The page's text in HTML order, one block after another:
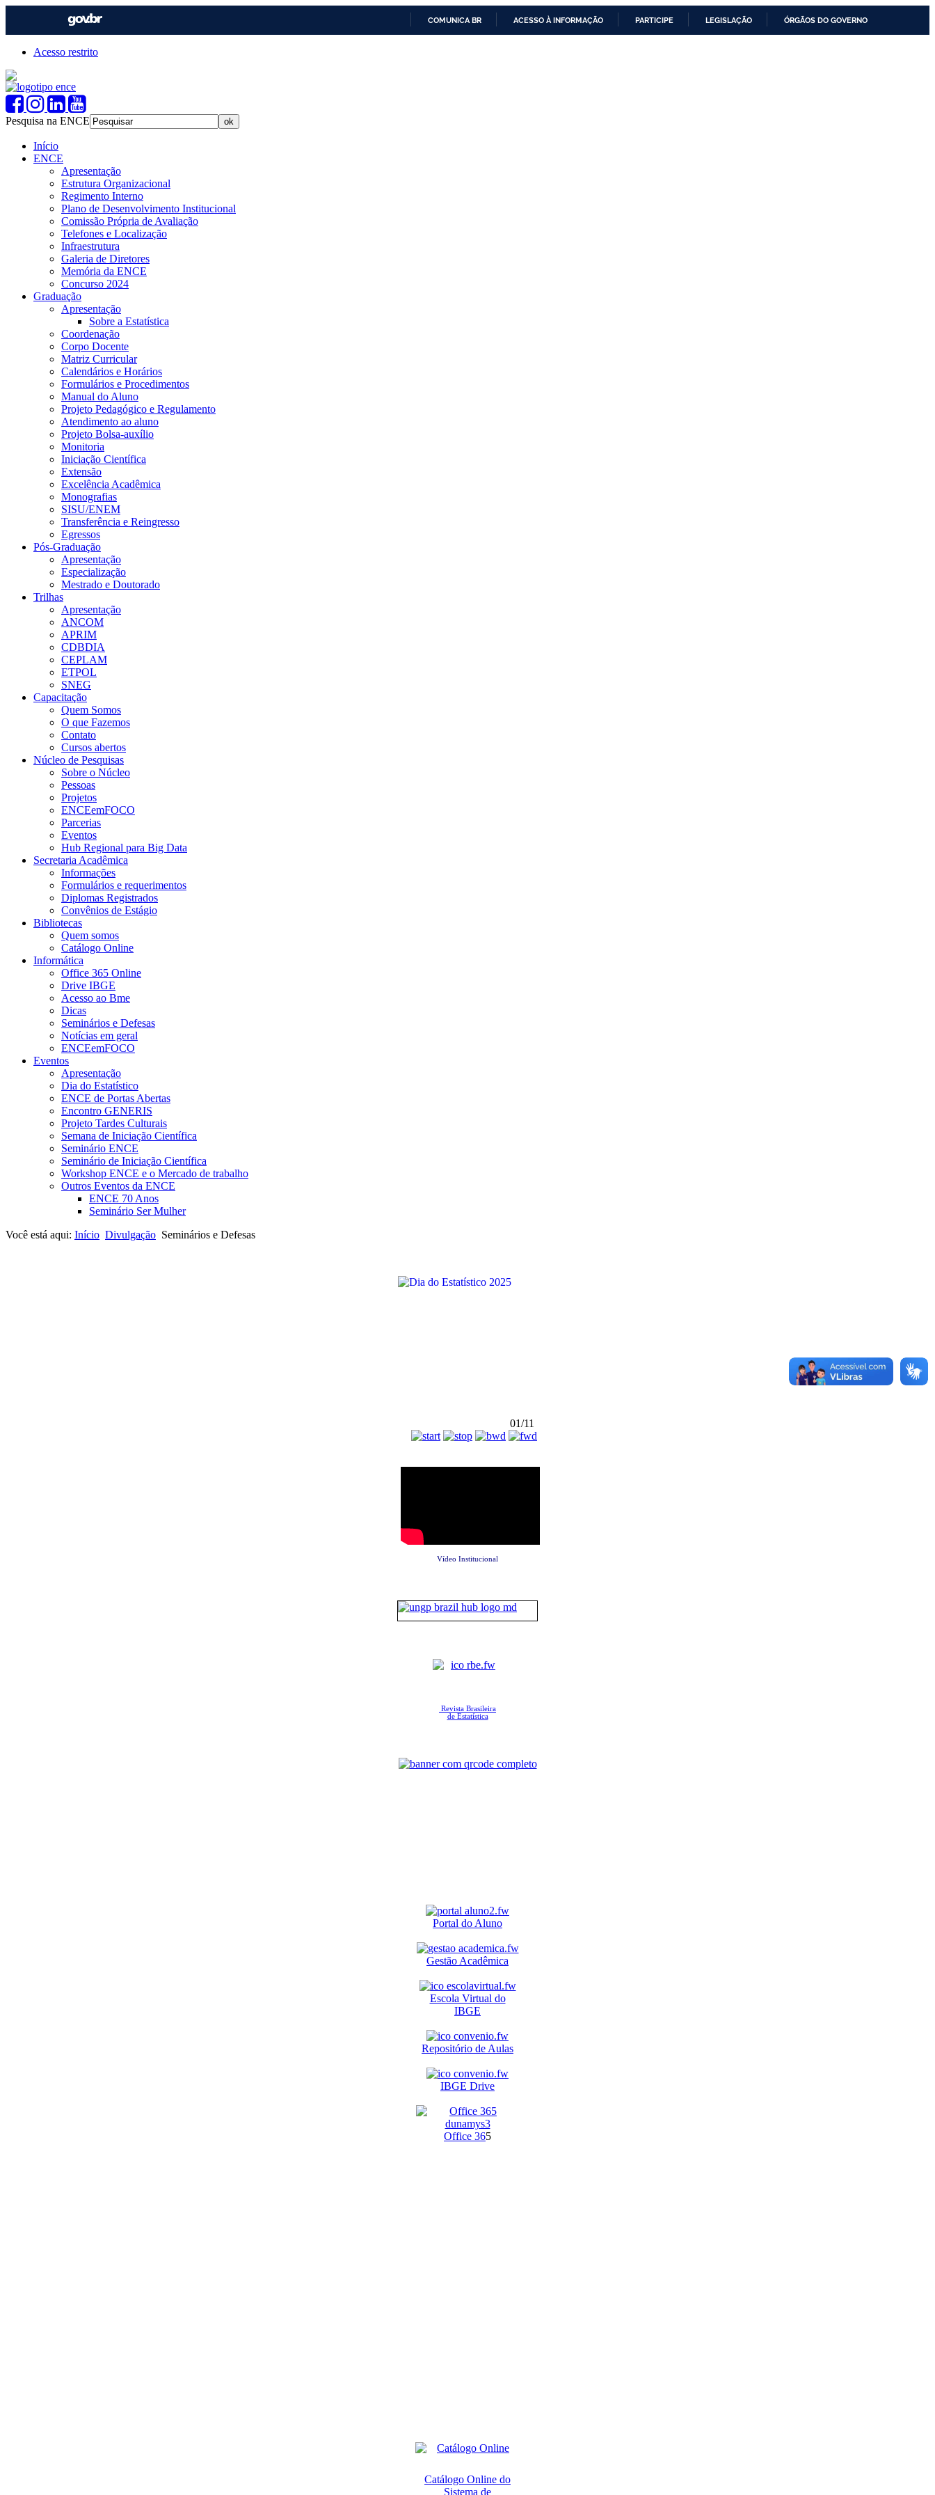
COMUNICA BR ACESSO À INFORMAÇÃO PARTICIPE LEGISLAÇÃO ÓRGÃOS DO GOVERNO
Acesso restrito
Pesquisa na ENCE
Início
ENCE
Apresentação
Estrutura Organizacional
Regimento Interno
Plano de Desenvolvimento Institucional
Comissão Própria de Avaliação
Telefones e Localização
Infraestrutura
Galeria de Diretores
Memória da ENCE
Concurso 2024
Graduação
Apresentação
Sobre a Estatística
Coordenação
Corpo Docente
Matriz Curricular
Calendários e Horários
Formulários e Procedimentos
Manual do Aluno
Projeto Pedagógico e Regulamento
Atendimento ao aluno
Projeto Bolsa-auxílio
Monitoria
Iniciação Científica
Extensão
Excelência Acadêmica
Monografias
SISU/ENEM
Transferência e Reingresso
Egressos
Pós-Graduação
Apresentação
Especialização
Mestrado e Doutorado
Trilhas
Apresentação
ANCOM
APRIM
CDBDIA
CEPLAM
ETPOL
SNEG
Capacitação
Quem Somos
O que Fazemos
Contato
Cursos abertos
Núcleo de Pesquisas
Sobre o Núcleo
Pessoas
Projetos
ENCEemFOCO
Parcerias
Eventos
Hub Regional para Big Data
Secretaria Acadêmica
Informações
Formulários e requerimentos
Diplomas Registrados
Convênios de Estágio
Bibliotecas
Quem somos
Catálogo Online
Informática
Office 365 Online
Drive IBGE
Acesso ao Bme
Dicas
Seminários e Defesas
Notícias em geral
ENCEemFOCO
Eventos
Apresentação
Dia do Estatístico
ENCE de Portas Abertas
Encontro GENERIS
Projeto Tardes Culturais
Semana de Iniciação Científica
Seminário ENCE
Seminário de Iniciação Científica
Workshop ENCE e o Mercado de trabalho
Outros Eventos da ENCE
ENCE 70 Anos
Seminário Ser Mulher
Você está aqui: Início Divulgação Seminários e Defesas
01/11
Vídeo Institucional
Revista Brasileira
de Estatística
Portal do Aluno
Gestão Acadêmica
Escola Virtual do
IBGE
Repositório de Aulas
IBGE Drive
Office 365
Catálogo Online do
Sistema de